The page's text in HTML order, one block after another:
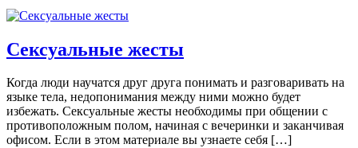
Сексуальные жесты
Когда люди научатся друг друга понимать и разговаривать на
языке тела, недопонимания между ними можно будет
избежать. Сексуальные жесты необходимы при общении с
противоположным полом, начиная с вечеринки и заканчивая
офисом. Если в этом материале вы узнаете себя […]